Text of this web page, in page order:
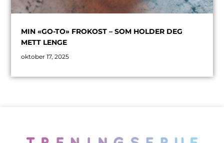
MIN «GO-TO» FROKOST – SOM HOLDER DEG
METT LENGE
oktober 17, 2025